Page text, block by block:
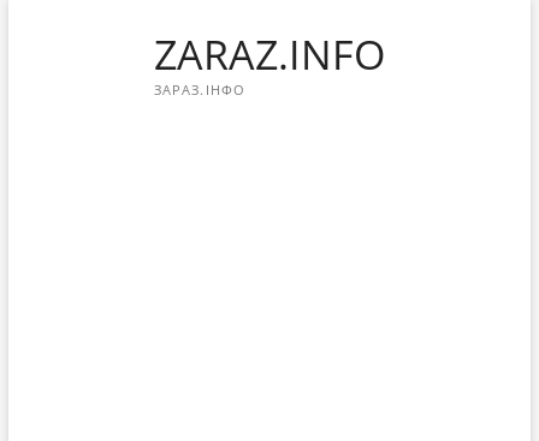
ZARAZ.INFO
ЗАРАЗ.ІНФО